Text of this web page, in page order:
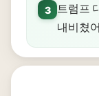
3
트럼프
내비쳤